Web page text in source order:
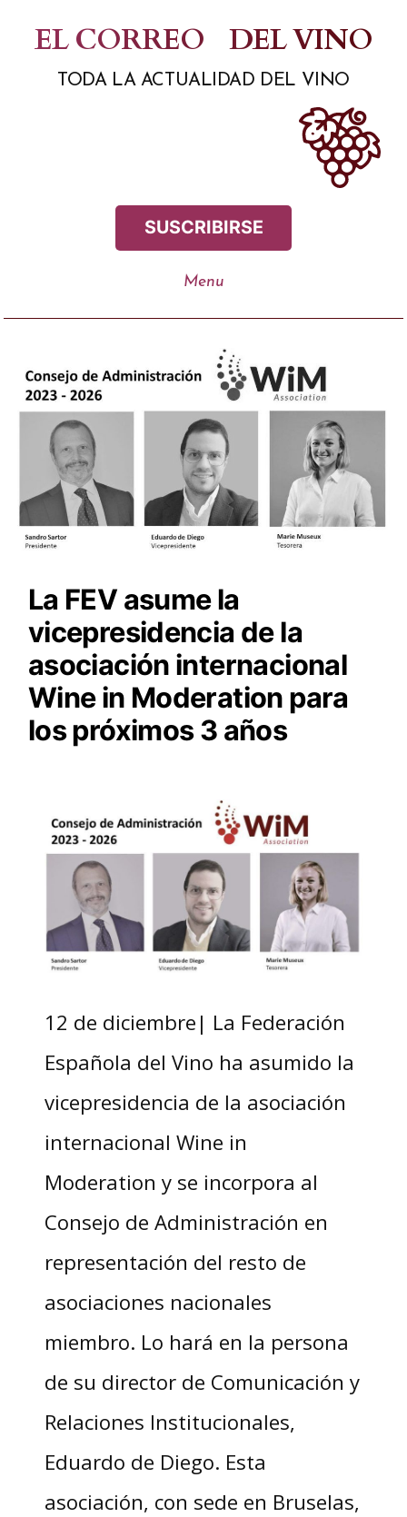
contenido
EL CORREO DEL VINO
TODA LA ACTUALIDAD DEL VINO
SUSCRIBIRSE
La FEV asume la
vicepresidencia de la
asociación internacional
Wine in Moderation para
los próximos 3 años
12 de diciembre| La Federación
Española del Vino ha asumido la
vicepresidencia de la asociación
internacional Wine in
Moderation y se incorpora al
Consejo de Administración en
representación del resto de
asociaciones nacionales
miembro. Lo hará en la persona
de su director de Comunicación y
Relaciones Institucionales,
Eduardo de Diego. Esta
asociación, con sede en Bruselas,